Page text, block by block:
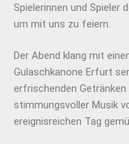
Spielerinnen und Spieler
um mit uns zu feiern.
Der Abend klang mit
Gulaschkanone Erfurt
erfrischenden Getränken
stimmungsvoller Musik
ereignisreichen Tag